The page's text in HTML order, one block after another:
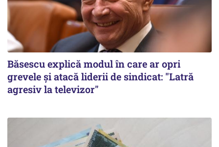
Băsescu explică modul în care ar opri
grevele și atacă liderii de sindicat: "Latră
agresiv la televizor"